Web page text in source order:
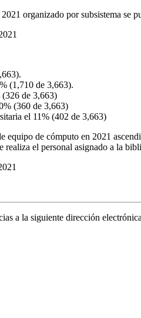
organizado por subsistema se
(1,710 de 3,663).
de 3,663)
(360 de 3,663)
el 11% (402 de 3,663)
equipo de cómputo en 2021
el personal asignado a la
a la siguiente dirección